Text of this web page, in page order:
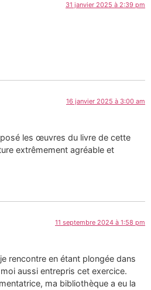
31 janvier 2025 à 2:39 pm
16 janvier 2025 à 3:00 am
les œuvres du livre de cette
extrêmement agréable et
11 septembre 2024 à 1:58 pm
rencontre en étant plongée dans
aussi entrepris cet exercice.
ma bibliothèque a eu la